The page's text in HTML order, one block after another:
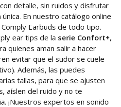
detalle, sin ruidos y disfrutar
En nuestro catálogo online
Earbuds de todo tipo.
ear tips de la serie Confort+,
quienes aman salir a hacer
evitar que el sudor se cuele
Además, las puedes
tallas, para que se ajusten
aíslen del ruido y no te
¡Nuestros expertos en sonido